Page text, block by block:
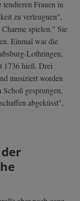
Frauen in
zu verleugnen",
spielen." Sie
Einmal war die
Lothringen,
1736 hieß. Drei
musiziert worden
gesprungen,
abgeküsst",